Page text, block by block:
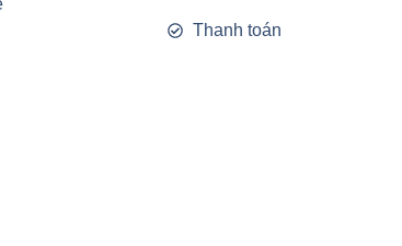
Thanh toán